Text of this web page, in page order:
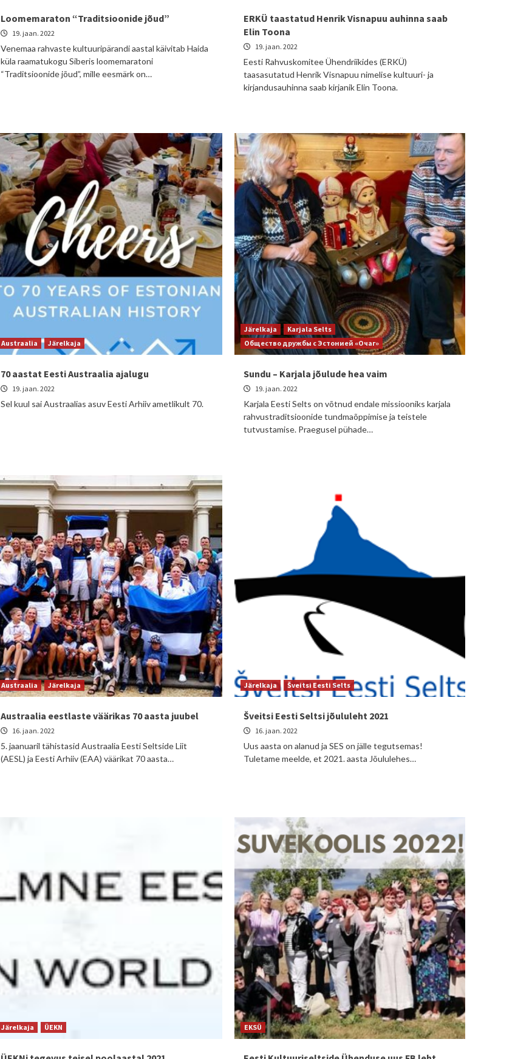
Loomemaraton “Traditsioonide jõud”
19. jaan. 2022
Venemaa rahvaste kultuuripärandi aastal käivitab Haida
küla raamatukogu Siberis loomemaratoni
“Traditsioonide jõud”, mille eesmärk on…
ERKÜ taastatud Henrik Visnapuu auhinna saab
Elin Toona
19. jaan. 2022
Eesti Rahvuskomitee Ühendriikides (ERKÜ)
taasasutatud Henrik Visnapuu nimelise kultuuri- ja
kirjandusauhinna saab kirjanik Elin Toona.
Austraalia Järelkaja
70 aastat Eesti Austraalia ajalugu
19. jaan. 2022
Sel kuul sai Austraalias asuv Eesti Arhiiv ametlikult 70.
Järelkaja
Karjala Selts
Общество дружбы с Эстонией «Очаг»
Sundu – Karjala jõulude hea vaim
19. jaan. 2022
Karjala Eesti Selts on võtnud endale missiooniks karjala
rahvustraditsioonide tundmaõppimise ja teistele
tutvustamise. Praegusel pühade…
Austraalia Järelkaja
Austraalia eestlaste väärikas 70 aasta juubel
16. jaan. 2022
5. jaanuaril tähistasid Austraalia Eesti Seltside Liit
(AESL) ja Eesti Arhiiv (EAA) väärikat 70 aasta…
Järelkaja Šveitsi Eesti Selts
Šveitsi Eesti Seltsi jõululeht 2021
16. jaan. 2022
Uus aasta on alanud ja SES on jälle tegutsemas!
Tuletame meelde, et 2021. aasta Jõululehes…
Järelkaja ÜEKN EKSÜ